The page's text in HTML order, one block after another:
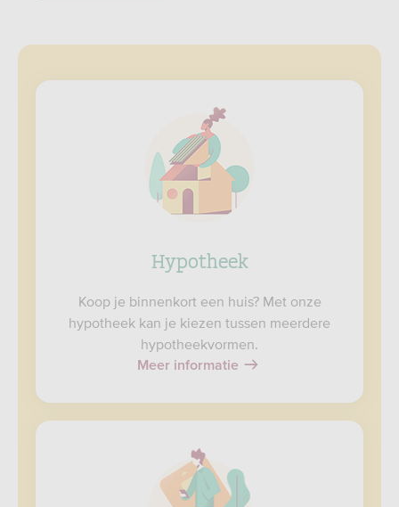
Hypotheek
Koop je binnenkort een huis? Met onze
hypotheek kan je kiezen tussen meerdere
hypotheekvormen.
Meer informatie